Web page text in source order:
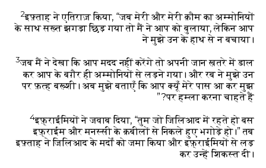
2इफ़्ताह ने एतिराज़ किया, “जब मेरी और मेरी क़ौम का अम्मोनियों
के साथ सख़्त झगड़ा छिड़ गया तो मैं ने आप को बुलाया, लेकिन आप
ने मुझे उन के हाथ से न बचाया।
3जब मैं ने देखा कि आप मदद नहीं करेंगे तो अपनी जान ख़तरे में डाल
कर आप के बग़ैर ही अम्मोनियों से लड़ने गया। और रब ने मुझे उन
पर फ़त्ह बख़्शी। अब मुझे बताएँ कि आप क्यूँ मेरे पास आ कर मुझ
पर हम्ला करना चाहते हैं?”
4इफ़्राईमियों ने जवाब दिया, “तुम जो जिलिआद में रहते हो बस
इफ़्राईम और मनस्सी के क़बीलों से निकले हुए भगोड़े हो।” तब
इफ़्ताह ने जिलिआद के मर्दों को जमा किया और इफ़्राईमियों से लड़
कर उन्हें शिकस्त दी।